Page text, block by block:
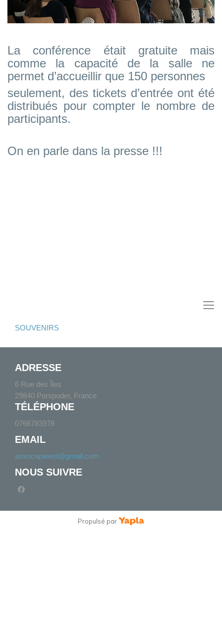
La conférence était gratuite mais
comme la capacité de la salle ne
permet d’accueillir que 150 personnes
seulement, des tickets d’entrée ont été
distribués pour compter le nombre de
participants.
On en parle dans la presse !!!
SOUVENIRS
ADRESSE
6 Rue des Îles
29840 Porspoder, France
TÉLÉPHONE
0766783978
EMAIL
assocapwest@gmail.com
NOUS SUIVRE
facebook
Propulsé par